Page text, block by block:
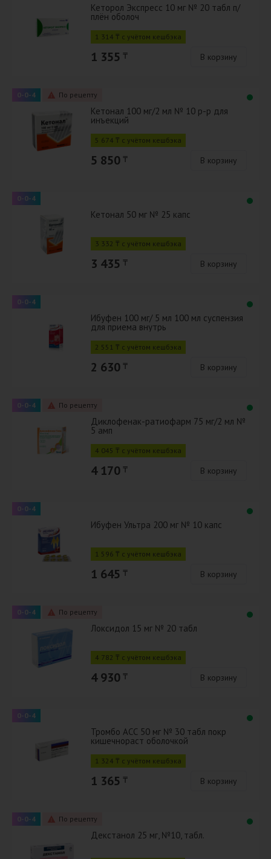
Кеторол Экспресс 10 мг № 20 табл п/
плён оболоч
1 314 ₸ с учётом кешбэка
1 355 ₸ В корзину
0-0-4 По рецепту
Кетонал 100 мг/2 мл № 10 р-р для
инъекций
5 674 ₸ с учётом кешбэка
5 850 ₸ В корзину
0-0-4
Кетонал 50 мг № 25 капс
3 332 ₸ с учётом кешбэка
3 435 ₸ В корзину
0-0-4
Ибуфен 100 мг/ 5 мл 100 мл суспензия
для приема внутрь
2 551 ₸ с учётом кешбэка
2 630 ₸ В корзину
0-0-4 По рецепту
Диклофенак-ратиофарм 75 мг/2 мл №
5 амп
4 045 ₸ с учётом кешбэка
4 170 ₸ В корзину
0-0-4
Ибуфен Ультра 200 мг № 10 капс
1 596 ₸ с учётом кешбэка
1 645 ₸ В корзину
0-0-4 По рецепту
Локсидол 15 мг № 20 табл
4 782 ₸ с учётом кешбэка
4 930 ₸ В корзину
0-0-4
Тромбо АСС 50 мг № 30 табл покр
кишечнораст оболочкой
1 324 ₸ с учётом кешбэка
1 365 ₸ В корзину
0-0-4 По рецепту
Декстанол 25 мг, №10, табл.